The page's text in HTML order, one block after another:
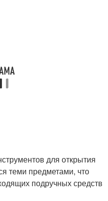
для открытия
теми предметами, что
подручных средств